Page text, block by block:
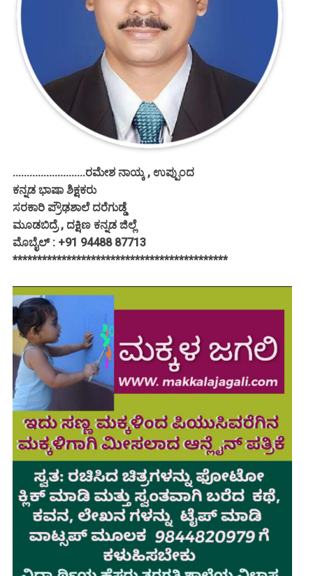
..........................ರಮೇಶ ನಾಯ್ಕ , ಉಪ್ಪುಂದ
ಕನ್ನಡ ಭಾಷಾ ಶಿಕ್ಷಕರು
ಸರಕಾರಿ ಪ್ರೌಢಶಾಲೆ ದರೆಗುಡ್ಡೆ
ಮೂಡಬಿದ್ರೆ , ದಕ್ಷಿಣ ಕನ್ನಡ ಜಿಲ್ಲೆ
ಮೊಬೈಲ್ : +91 94488 87713
********************************************